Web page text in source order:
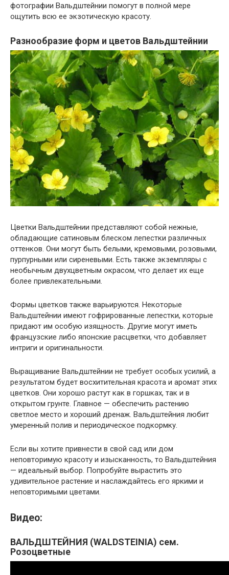
фотографии Вальдштейнии помогут в полной мере
ощутить всю ее экзотическую красоту.
Разнообразие форм и цветов Вальдштейнии
Цветки Вальдштейнии представляют собой нежные,
обладающие сатиновым блеском лепестки различных
оттенков. Они могут быть белыми, кремовыми, розовыми,
пурпурными или сиреневыми. Есть также экземпляры с
необычным двухцветным окрасом, что делает их еще
более привлекательными.
Формы цветков также варьируются. Некоторые
Вальдштейнии имеют гофрированные лепестки, которые
придают им особую изящность. Другие могут иметь
французские либо японские расцветки, что добавляет
интриги и оригинальности.
Выращивание Вальдштейнии не требует особых усилий, а
результатом будет восхитительная красота и аромат этих
цветков. Они хорошо растут как в горшках, так и в
открытом грунте. Главное — обеспечить растению
светлое место и хороший дренаж. Вальдштейния любит
умеренный полив и периодическое подкормку.
Если вы хотите привнести в свой сад или дом
неповторимую красоту и изысканность, то Вальдштейния
— идеальный выбор. Попробуйте вырастить это
удивительное растение и наслаждайтесь его яркими и
неповторимыми цветами.
Видео:
ВАЛЬДШТЕЙНИЯ (WALDSTEINIA) сем.
Розоцветные